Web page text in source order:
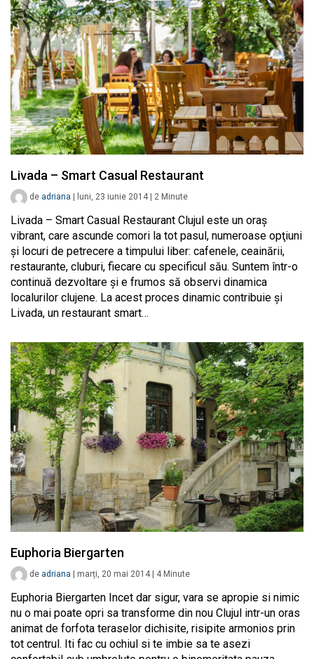
Livada – Smart Casual Restaurant
de adriana luni, 23 iunie 2014 2 Minute
Livada – Smart Casual Restaurant Clujul este un oraş
vibrant, care ascunde comori la tot pasul, numeroase opţiuni
şi locuri de petrecere a timpului liber: cafenele, ceainării,
restaurante, cluburi, fiecare cu specificul său. Suntem într-o
continuă dezvoltare şi e frumos să observi dinamica
localurilor clujene. La acest proces dinamic contribuie şi
Livada, un restaurant smart…
Euphoria Biergarten
de adriana marți, 20 mai 2014 4 Minute
Euphoria Biergarten Incet dar sigur, vara se apropie si nimic
nu o mai poate opri sa transforme din nou Clujul intr-un oras
animat de forfota teraselor dichisite, risipite armonios prin
tot centrul. Iti fac cu ochiul si te imbie sa te asezi